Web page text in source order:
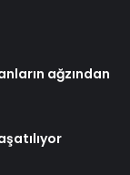
ağzından